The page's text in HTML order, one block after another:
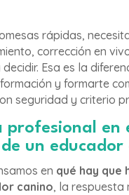
rápidas,
corrección en
Esa es la
y formarte
seguridad y criterio
profesional en
un educador
en qué hay que
canino, la respuesta